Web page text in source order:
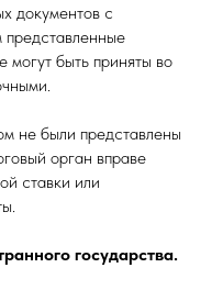
документов с
могут быть приняты во
не были представлены
орган вправе
ставки или
государства.